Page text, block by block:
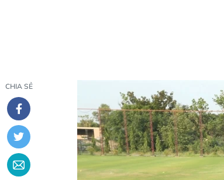
CHIA SẺ